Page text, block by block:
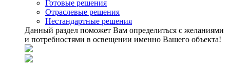
Готовые решения
Отраслевые решения
Нестандартные решения
Данный раздел поможет Вам определиться с желаниями
и потребностями в освещении именно Вашего объекта!